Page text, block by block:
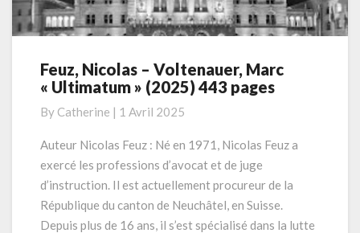
Feuz,
Nicolas
Voltenauer,
Marc
(2025)
443
pages
Feuz, Nicolas – Voltenauer, Marc
« Ultimatum » (2025) 443 pages
By Catherine | 1 Avril 2025
Auteur Nicolas Feuz : Né en 1971, Nicolas Feuz a
exercé les professions d’avocat et de juge
d’instruction. Il est actuellement procureur de la
République du canton de Neuchâtel, en Suisse.
Depuis plus de 16 ans, il s’est spécialisé dans la lutte